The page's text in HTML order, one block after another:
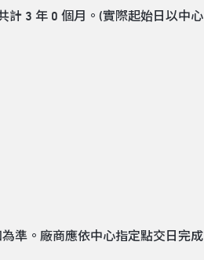
計 3 年 0 個月。(實際起始日以中心
準。廠商應依中心指定點交日完成